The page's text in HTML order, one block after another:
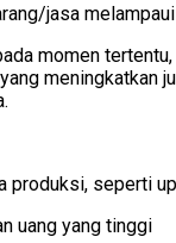
jasa
momen
meningkatkan
produksi, seperti
uang yang tinggi